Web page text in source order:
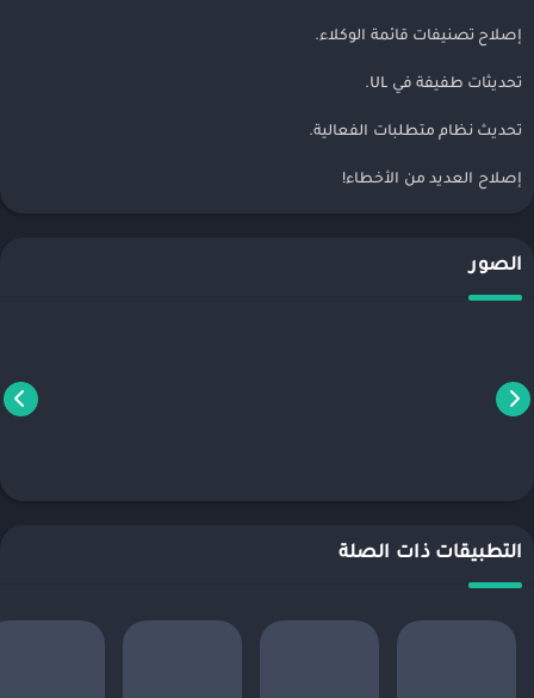
إصلاح تصنيفات قائمة الوكلاء.
تحديثات طفيفة في UL.
تحديث نظام متطلبات الفعالية.
إصلاح العديد من الأخطاء!
الصور
التطبيقات ذات الصلة